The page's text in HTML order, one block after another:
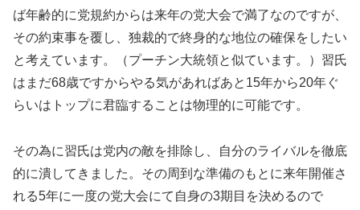
ば年齢的に党規約からは来年の党大会で満了なのですが、
その約束事を覆し、独裁的で終身的な地位の確保をしたい
と考えています。（プーチン大統領と似ています。）習氏
はまだ68歳ですからやる気があればあと15年から20年ぐ
らいはトップに君臨することは物理的に可能です。
その為に習氏は党内の敵を排除し、自分のライバルを徹底
的に潰してきました。その周到な準備のもとに来年開催さ
れる5年に一度の党大会にて自身の3期目を決めるので